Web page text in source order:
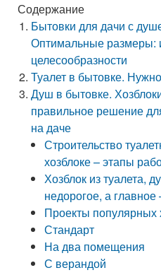
Содержание
Бытовки для дачи с
Оптимальные размеры:
целесообразности
Туалет в бытовке.
Душ в бытовке.
правильное решение
на даче
Строительство
хозблоке – этапы
Хозблок из туалета,
недорогое, а
Проекты популярных
Стандарт
На два помещения
С верандой